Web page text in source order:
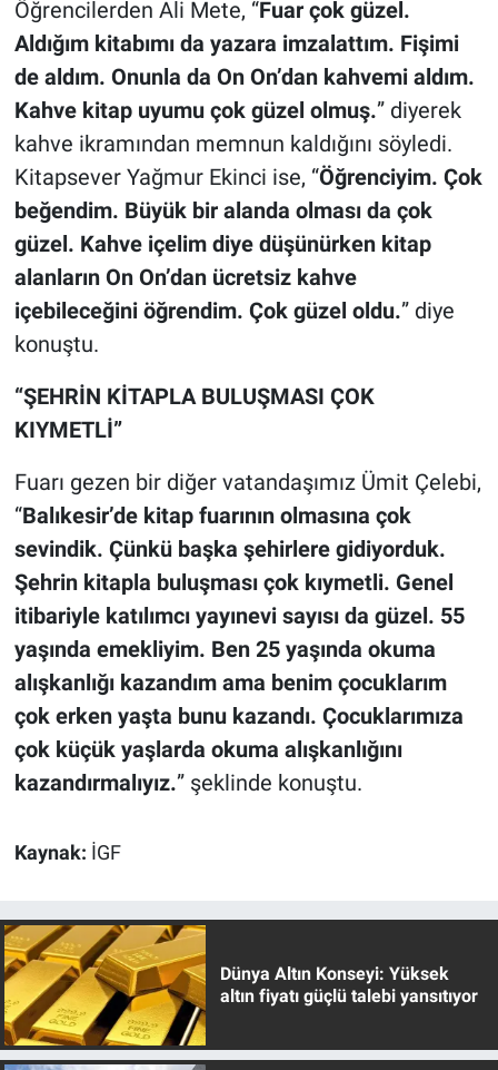
Öğrencilerden Ali Mete, “Fuar çok güzel.
Aldığım kitabımı da yazara imzalattım. Fişimi
de aldım. Onunla da On On’dan kahvemi aldım.
Kahve kitap uyumu çok güzel olmuş.” diyerek
kahve ikramından memnun kaldığını söyledi.
Kitapsever Yağmur Ekinci ise, “Öğrenciyim. Çok
beğendim. Büyük bir alanda olması da çok
güzel. Kahve içelim diye düşünürken kitap
alanların On On’dan ücretsiz kahve
içebileceğini öğrendim. Çok güzel oldu.” diye
konuştu.
“ŞEHRİN KİTAPLA BULUŞMASI ÇOK
KIYMETLİ”
Fuarı gezen bir diğer vatandaşımız Ümit Çelebi,
“Balıkesir’de kitap fuarının olmasına çok
sevindik. Çünkü başka şehirlere gidiyorduk.
Şehrin kitapla buluşması çok kıymetli. Genel
itibariyle katılımcı yayınevi sayısı da güzel. 55
yaşında emekliyim. Ben 25 yaşında okuma
alışkanlığı kazandım ama benim çocuklarım
çok erken yaşta bunu kazandı. Çocuklarımıza
çok küçük yaşlarda okuma alışkanlığını
kazandırmalıyız.” şeklinde konuştu.
Kaynak: İGF
Dünya Altın Konseyi: Yüksek
altın fiyatı güçlü talebi yansıtıyor